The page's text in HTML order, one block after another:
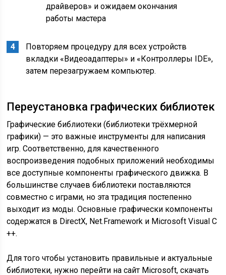
драйверов» и ожидаем окончания
работы мастера
Повторяем процедуру для всех устройств
вкладки «Видеоадаптеры» и «Контроллеры IDE»,
затем перезагружаем компьютер.
Переустановка графических библиотек
Графические библиотеки (библиотеки трёхмерной
графики) — это важные инструменты для написания
игр. Соответственно, для качественного
воспроизведения подобных приложений необходимы
все доступные компоненты графического движка. В
большинстве случаев библиотеки поставляются
совместно с играми, но эта традиция постепенно
выходит из моды. Основные графически компоненты
содержатся в DirectX, Net.Framework и Microsoft Visual C
++.
Для того чтобы установить правильные и актуальные
библиотеки, нужно перейти на сайт Microsoft, скачать